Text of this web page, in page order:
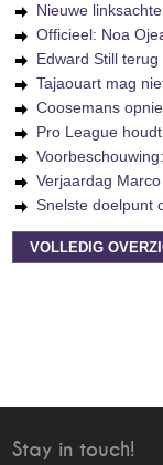
Nieuwe
Officieel: Noa
Edward Still
Tajaouart mag
Coosemans
Pro League
Verjaardag
Snelste doelpunt
VOLLEDIG
Stay in touch!